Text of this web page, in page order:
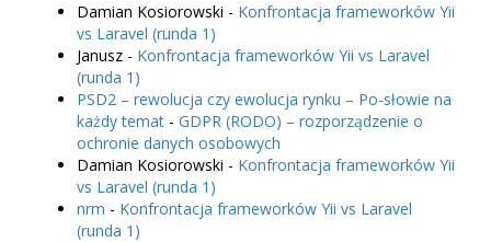
Damian Kosiorowski - Konfrontacja frameworków Yii
vs Laravel (runda 1)
Janusz - Konfrontacja frameworków Yii vs Laravel
(runda 1)
PSD2 – rewolucja czy ewolucja rynku – Po-słowie na
każdy temat - GDPR (RODO) – rozporządzenie o
ochronie danych osobowych
Damian Kosiorowski - Konfrontacja frameworków Yii
vs Laravel (runda 1)
nrm - Konfrontacja frameworków Yii vs Laravel
(runda 1)